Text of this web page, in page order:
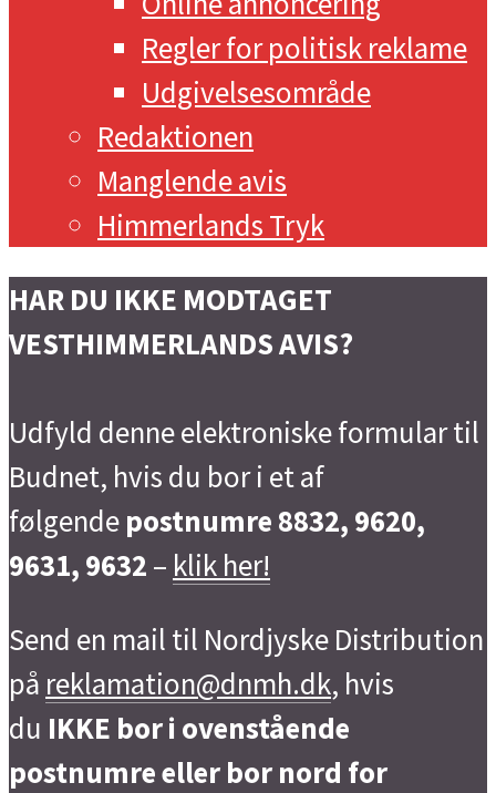
Regler for politisk reklame
Udgivelsesområde
Redaktionen
Manglende avis
Himmerlands Tryk
HAR DU IKKE MODTAGET
VESTHIMMERLANDS AVIS?
Udfyld denne elektroniske formular til
Budnet, hvis du bor i et af
følgende postnumre 8832, 9620,
9631, 9632 – klik her!
Send en mail til Nordjyske Distribution
på reklamation@dnmh.dk, hvis
du IKKE bor i ovenstående
postnumre eller bor nord for